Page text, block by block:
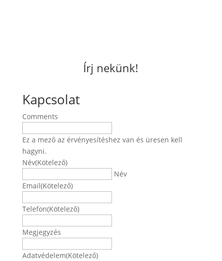
Írj nekünk!
Kapcsolat
Comments
Ez a mező az érvényesítéshez van és üresen kell
hagyni.
Név(Kötelező)
Név
Email(Kötelező)
Telefon(Kötelező)
Megjegyzés
Adatvédelem(Kötelező)